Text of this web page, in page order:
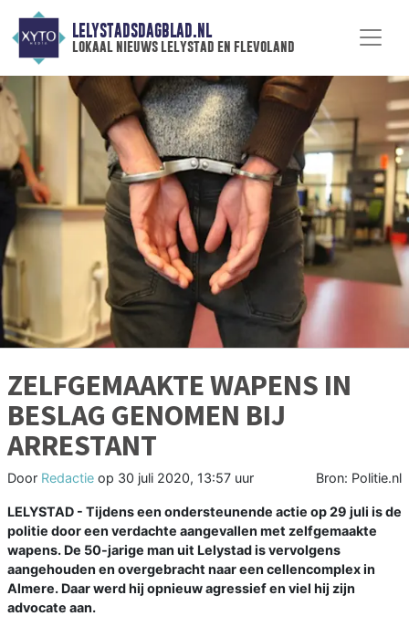
LELYSTADSDAGBLAD.NL
lokaal nieuws lelystad en flevoland
ZELFGEMAAKTE WAPENS IN
BESLAG GENOMEN BIJ
ARRESTANT
Door Redactie op 30 juli 2020, 13:57 uur Bron: Politie.nl
LELYSTAD - Tijdens een ondersteunende actie op 29 juli is de
politie door een verdachte aangevallen met zelfgemaakte
wapens. De 50-jarige man uit Lelystad is vervolgens
aangehouden en overgebracht naar een cellencomplex in
Almere. Daar werd hij opnieuw agressief en viel hij zijn
advocate aan.